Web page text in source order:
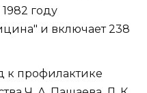
году
и включает 238
к профилактике